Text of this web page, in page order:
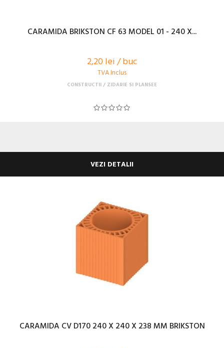
CARAMIDA BRIKSTON CF 63 MODEL 01 - 240 X...
2,20 lei / buc
TVA Inclus
CONSTRUCTII ZIDARIE SI PLANSEE
VEZI DETALII
CARAMIDA CV D170 240 X 240 X 238 MM BRIKSTON